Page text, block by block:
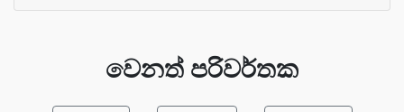
වෙනත් පරිවර්තක